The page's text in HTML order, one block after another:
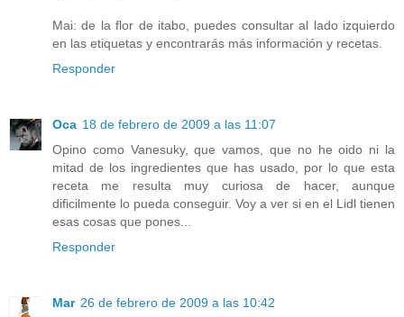
Mai: de la flor de itabo, puedes consultar al lado izquierdo
en las etiquetas y encontrarás más información y recetas.
Responder
Oca 18 de febrero de 2009 a las 11:07
Opino como Vanesuky, que vamos, que no he oido ni la
mitad de los ingredientes que has usado, por lo que esta
receta me resulta muy curiosa de hacer, aunque
dificilmente lo pueda conseguir. Voy a ver si en el Lidl tienen
esas cosas que pones...
Responder
Mar 26 de febrero de 2009 a las 10:42